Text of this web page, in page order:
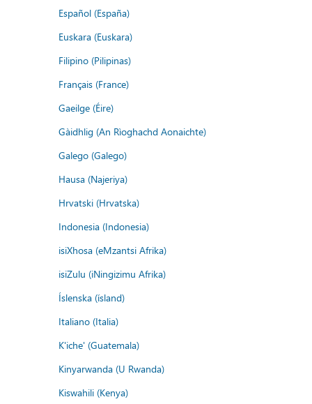
Español (España)
Euskara (Euskara)
Filipino (Pilipinas)
Français (France)
Gaeilge (Éire)
Gàidhlig (An Rìoghachd Aonaichte)
Galego (Galego)
Hausa (Najeriya)
Hrvatski (Hrvatska)
Indonesia (Indonesia)
isiXhosa (eMzantsi Afrika)
isiZulu (iNingizimu Afrika)
Íslenska (ísland)
Italiano (Italia)
K'iche' (Guatemala)
Kinyarwanda (U Rwanda)
Kiswahili (Kenya)